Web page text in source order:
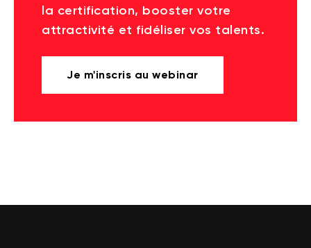
la certification, booster votre
attractivité et fidéliser vos talents.
Je m'inscris au webinar